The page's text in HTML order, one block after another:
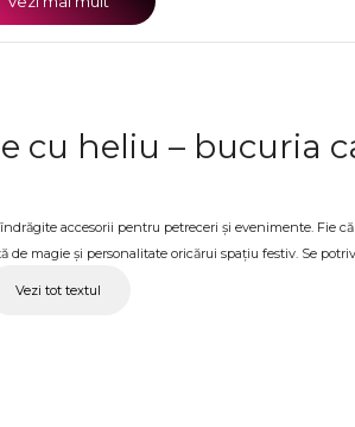
cu heliu – bucuria
accesorii pentru petreceri și evenimente. Fie că
magie și personalitate oricărui spațiu festiv. Se
în care vrei să creezi o atmosferă specială,
comandă este pregătită cu atenție și livrată la
Vezi tot textul